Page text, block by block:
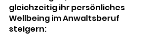
gleichzeitig ihr persönliches
Wellbeing im Anwaltsberuf
steigern: